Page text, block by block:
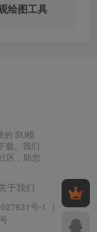
绘图工具
的 SU模
载。我们
区，助您
于我们
号-1
|